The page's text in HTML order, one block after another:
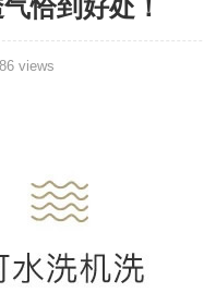
恰到好处！
views